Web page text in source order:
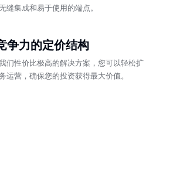
缝集成和易于使用的端点。
争力的定价结构
们性价比极高的解决方案，您可以轻松扩
运营，确保您的投资获得最大价值。